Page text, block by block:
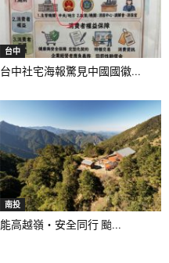
台中
台中社宅海報驚見中國國徽...
南投
能高越嶺‧安全同行 颱...